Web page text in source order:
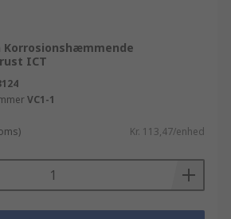
ICT
VC1-1
Kr. 113,47/enhed